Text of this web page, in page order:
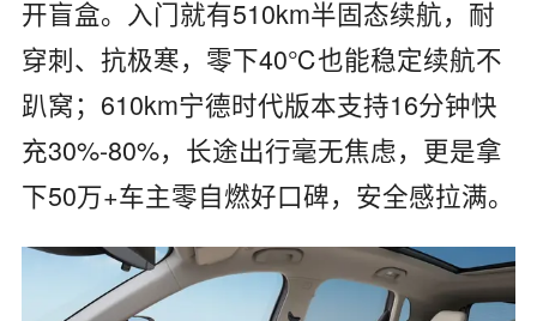
开盲盒。入门就有510km半固态续航，耐
穿刺、抗极寒，零下40℃也能稳定续航不
趴窝；610km宁德时代版本支持16分钟快
充30%-80%，长途出行毫无焦虑，更是拿
下50万+车主零自燃好口碑，安全感拉满。